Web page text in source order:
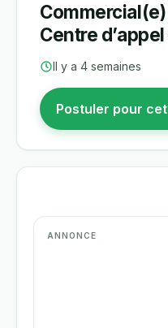
Centre d’appel
Il y a 4 semaines
Postuler pour